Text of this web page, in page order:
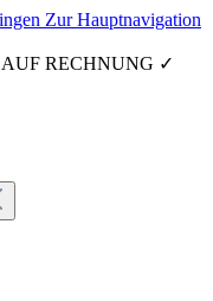
Zur Hauptnavigation
RECHNUNG ✓